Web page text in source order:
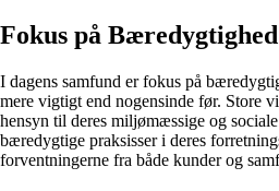
Fokus på
I dagens samfund er fokus på
mere vigtigt end nogensinde før. Store
hensyn til deres miljømæssige og
bæredygtige praksisser i deres
forventningerne fra både kunder og